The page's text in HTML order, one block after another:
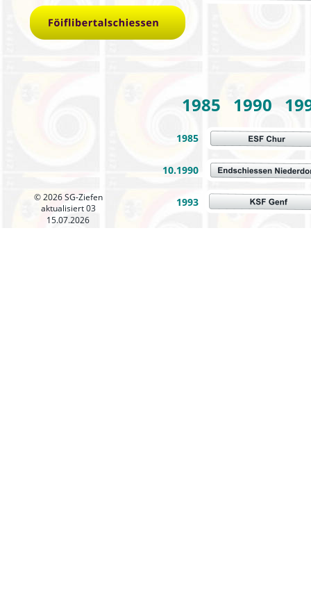
1985   1990
1985
10.1990
1993
© 2026 SG-Ziefen
aktualisiert 03
15.07.2026